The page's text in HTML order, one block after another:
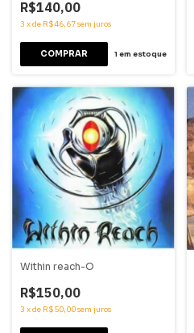
R$140,00
3 xde R$46,67sem juros
1em estoque
Within reach-O
R$150,00
3 xde R$50,00sem juros